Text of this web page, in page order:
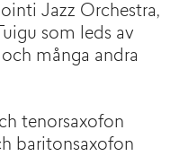
Jazz Orchestra,
som leds av
många andra
tenorsaxofon
baritonsaxofon